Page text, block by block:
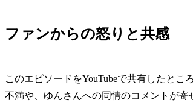
ファンからの怒りと共感
このエピソードをYouTubeで共有したと
不満や、ゆんさんへの同情のコメントが寄